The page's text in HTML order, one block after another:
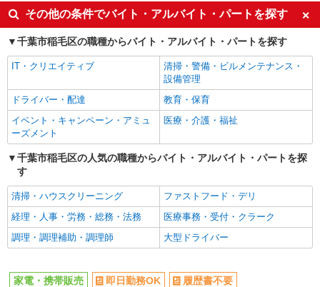
即日勤務OK
履歴書不要
Web面接OK
未経験歓迎
ミドル（40代～）活躍中
英語が活かせる
語学力を活かせる（英語以外）
高収入・高額
ボーナス・賞与あり
昇給あり
日払い
週払い
10時～勤務OK
ネイルOK
ピアスOK
駅直結・駅チカ
バイク通勤OK
交通費支給
社会保険あり
入社祝い金あり
各種手当（家族・役職・インセン
ティブなど）あり
制服貸与
その他の条件でバイト・アルバイト・パートを探す
千葉市稲毛区の職種からバイト・アルバイト・パートを探す
IT・クリエイティブ
清掃・警備・ビルメンテナンス・
設備管理
ドライバー・配達
教育・保育
イベント・キャンペーン・アミュ
ーズメント
医療・介護・福祉
千葉市稲毛区の人気の職種からバイト・アルバイト・パートを探
す
清掃・ハウスクリーニング
ファストフード・デリ
経理・人事・労務・総務・法務
医療事務・受付・クラーク
調理・調理補助・調理師
大型ドライバー
家電・携帯販売 即日勤務OK
履歴書不要